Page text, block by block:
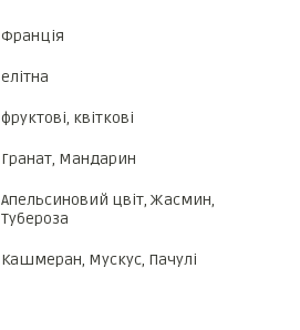
Франція
елітна
фруктові, квіткові
Гранат, Мандарин
Апельсиновий цвіт, Жасмин,
Тубероза
Кашмеран, Мускус, Пачулі